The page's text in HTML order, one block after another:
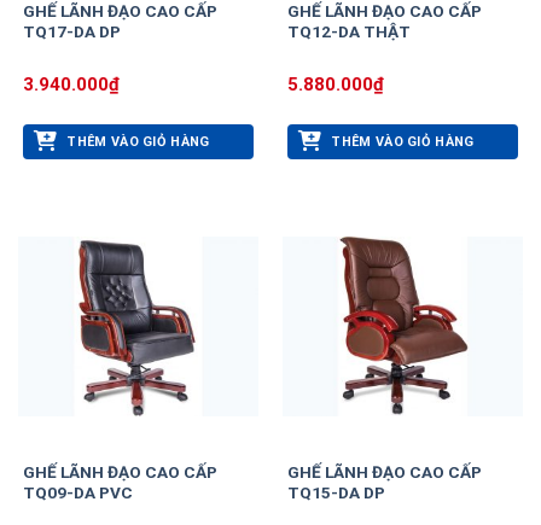
GHẾ LÃNH ĐẠO CAO CẤP
TQ17-DA DP
3.940.000₫
THÊM VÀO GIỎ HÀNG
GHẾ LÃNH ĐẠO CAO CẤP
TQ12-DA THẬT
5.880.000₫
THÊM VÀO GIỎ HÀNG
GHẾ LÃNH ĐẠO CAO CẤP
TQ09-DA PVC
GHẾ LÃNH ĐẠO CAO CẤP
TQ15-DA DP